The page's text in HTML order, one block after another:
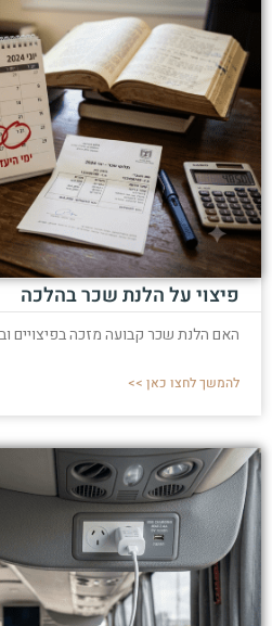
פיצוי על הלנת שכר בהלכה
האם הלנת שכר קבועה מזכה בפיצויים
להמשך לחצו כאן >>